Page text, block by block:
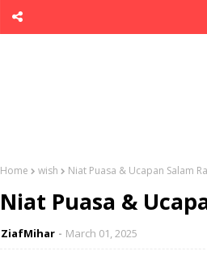
Home wish Niat Puasa & Ucapan Salam
Niat Puasa &
ZiafMihar March 01, 2025